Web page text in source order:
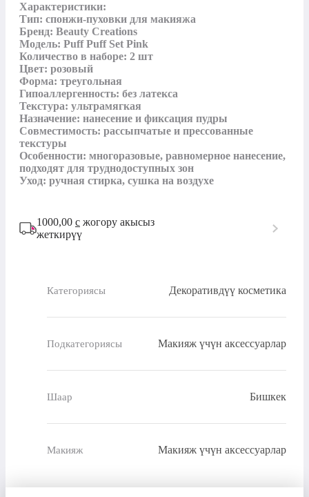
Характеристики:
Тип: спонжи-пуховки для макияжа
Бренд: Beauty Creations
Модель: Puff Puff Set Pink
Количество в наборе: 2 шт
Цвет: розовый
Форма: треугольная
Гипоаллергенность: без латекса
Текстура: ультрамягкая
Назначение: нанесение и фиксация пудры
Совместимость: рассыпчатые и прессованные
текстуры
Особенности: многоразовые, равномерное нанесение,
подходят для труднодоступных зон
Уход: ручная стирка, сушка на воздухе
1000,00 с жогору акысыз
жеткирүү
Категориясы Декоративдүү косметика
Подкатегориясы Макияж үчүн аксессуарлар
Шаар Бишкек
Макияж Макияж үчүн аксессуарлар